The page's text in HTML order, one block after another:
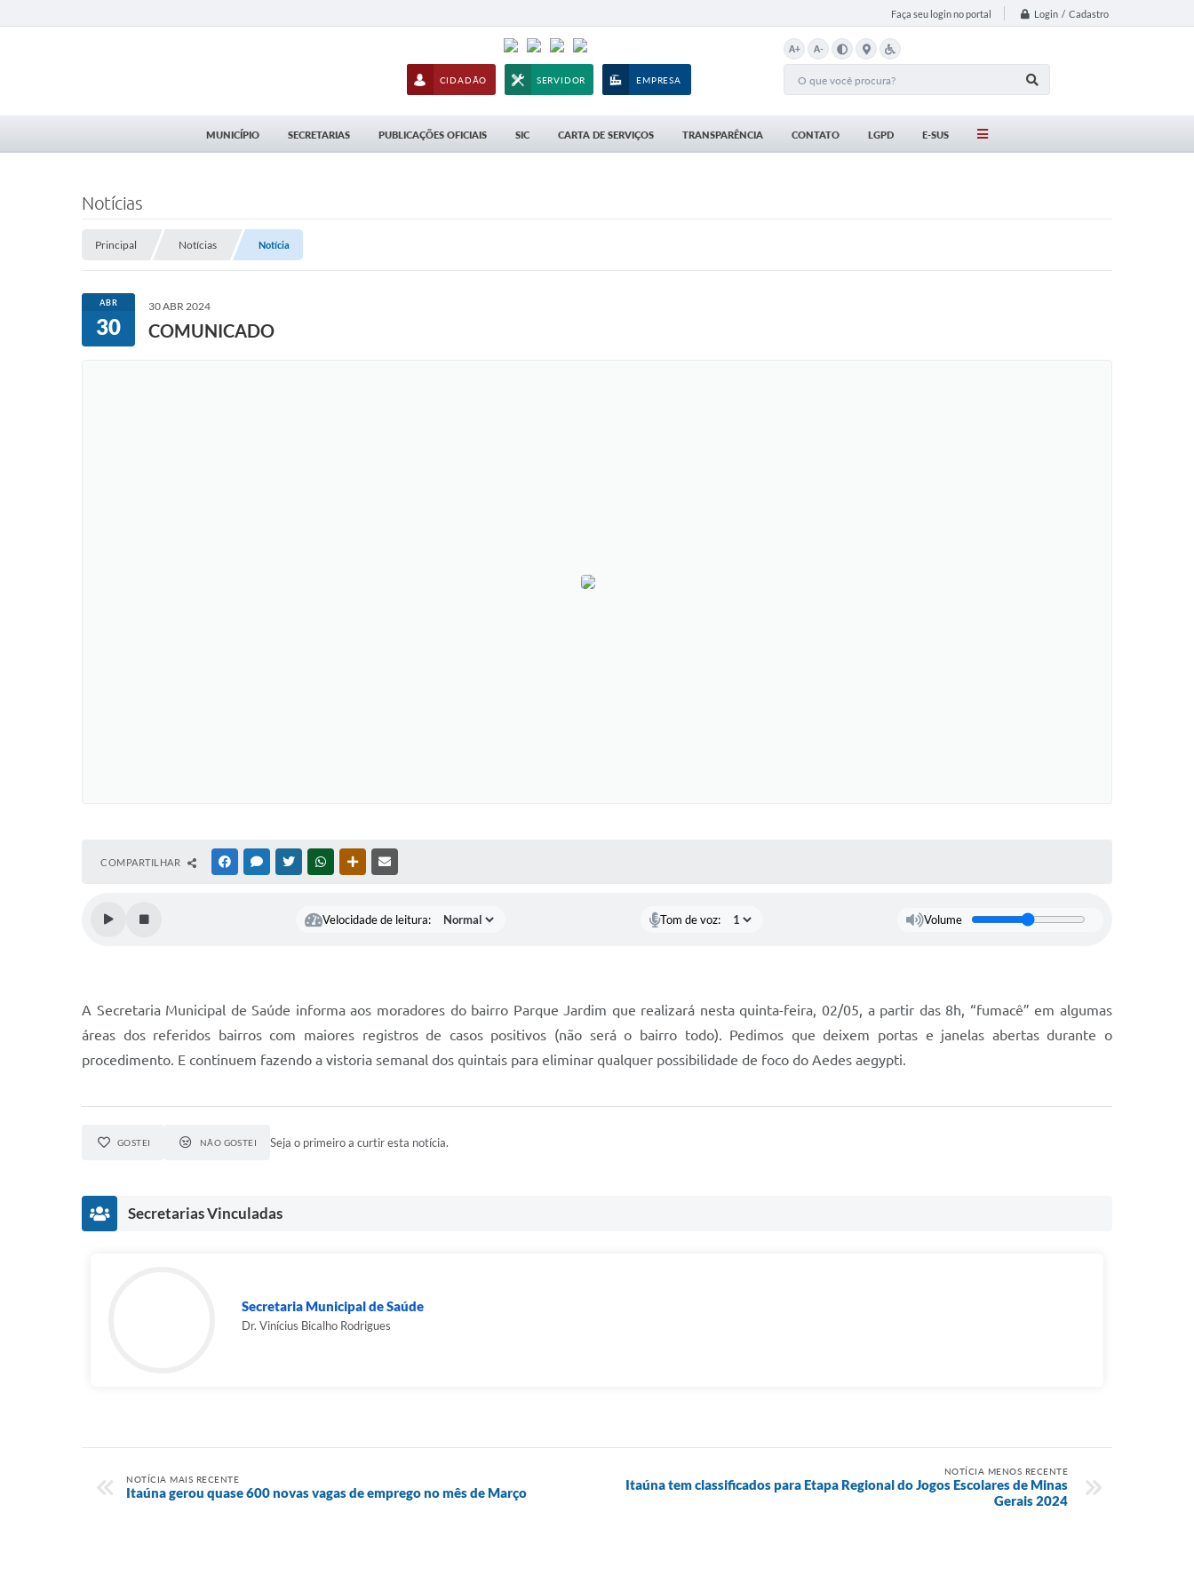
Faça seu login no portal Login / Cadastro
CIDADÃO SERVIDOR EMPRESA
A+ A-
MUNICÍPIO SECRETARIAS PUBLICAÇÕES OFICIAIS SIC CARTA DE SERVIÇOS TRANSPARÊNCIA CONTATO LGPD E-SUS
Notícias
Principal Notícias Notícia
ABR
30
30 ABR 2024
COMUNICADO
COMPARTILHAR FACEBOOKMESSENGER
TWITTERWHATSAPPOUTRAS MÍDIAS
Velocidade de leitura: Tom de voz: Volume
A Secretaria Municipal de Saúde informa aos moradores do bairro Parque Jardim que realizará nesta quinta-feira, 02/05, a partir das 8h, “fumacê” em algumas
áreas dos referidos bairros com maiores registros de casos positivos (não será o bairro todo). Pedimos que deixem portas e janelas abertas durante o
procedimento. E continuem fazendo a vistoria semanal dos quintais para eliminar qualquer possibilidade de foco do Aedes aegypti.
GOSTEI NÃO GOSTEI Seja o primeiro a curtir esta notícia.
Secretarias Vinculadas
Secretaria Municipal de Saúde
Dr. Vinícius Bicalho Rodrigues
NOTÍCIA MAIS RECENTE
Itaúna gerou quase 600 novas vagas de emprego no mês de Março
NOTÍCIA MENOS RECENTE
Itaúna tem classificados para Etapa Regional do Jogos Escolares de Minas
Gerais 2024